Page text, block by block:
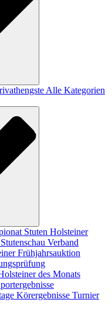
Alle Kategorien
Stuten Holsteiner
Stutenschau Verband
Frühjahrsauktion
des Monats
Körergebnisse Turnier